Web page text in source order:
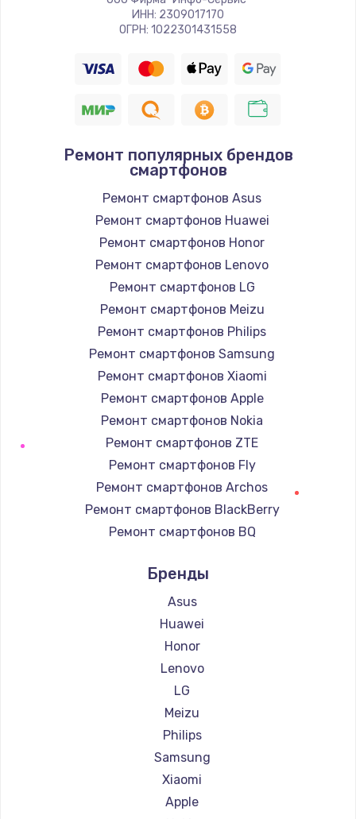
1490 руб.
945 руб.
Замена корпуса
1045 руб.
Заказать
Замена материнской платы
1890 руб.
Заказать
ИНН: 2309017170
ОГРН: 1022301431558
Ремонт популярных брендов
смартфонов
Ремонт смартфонов Asus
Ремонт смартфонов Huawei
Ремонт смартфонов Honor
Ремонт смартфонов Lenovo
Ремонт смартфонов LG
Ремонт смартфонов Meizu
Ремонт смартфонов Philips
Ремонт смартфонов Samsung
Ремонт смартфонов Xiaomi
Ремонт смартфонов Apple
Ремонт смартфонов Nokia
Ремонт смартфонов ZTE
Ремонт смартфонов Fly
Ремонт смартфонов Archos
Ремонт смартфонов BlackBerry
Ремонт смартфонов BQ
Ремонт смартфонов Ginzzu
Ремонт смартфонов Highscreen
Ремонт смартфонов Irbis
Ремонт смартфонов Kyocera
Ремонт смартфонов LeEco
Ремонт смартфонов OnePlus
Ремонт смартфонов teXet
Ремонт смартфонов Motorola
Ремонт смартфонов Prestigio
Ремонт смартфонов Vertex
Ремонт смартфонов Microsoft
Бренды
Asus
Huawei
Honor
Lenovo
LG
Meizu
Philips
Samsung
Xiaomi
Apple